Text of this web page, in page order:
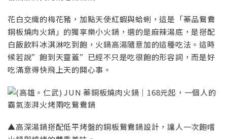
花白交織的梅花豬，加點天使紅蝦與蛤蜊，這是「蓁品鴛鴦
銅板燒肉火鍋」的獨享樂小火鍋，選的是麻辣湯底，是搭配
白飯飲料冰淇淋吃到飽，火鍋高湯隨意加的這種吃法。這時
候若說”飽到天靈蓋”已經不只是吃很飽的形容詞，而是好
吃滿意得快飛上天的開心事。
▲高深湯鍋搭配低平烤盤的銅板鴛鴦鍋設計，讓人一次飽嚐